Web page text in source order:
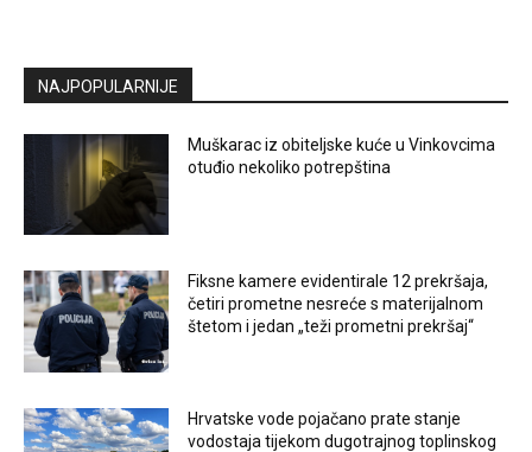
NAJPOPULARNIJE
Muškarac iz obiteljske kuće u Vinkovcima
otuđio nekoliko potrepština
Fiksne kamere evidentirale 12 prekršaja,
četiri prometne nesreće s materijalnom
štetom i jedan „teži prometni prekršaj“
Hrvatske vode pojačano prate stanje
vodostaja tijekom dugotrajnog toplinskog